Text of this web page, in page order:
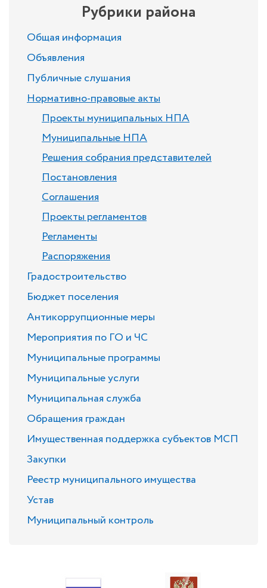
Рубрики района
Общая информация
Объявления
Публичные слушания
Нормативно-правовые акты
Проекты муниципальных НПА
Муниципальные НПА
Решения собрания представителей
Постановления
Соглашения
Проекты регламентов
Регламенты
Распоряжения
Градостроительство
Бюджет поселения
Антикоррупционные меры
Мероприятия по ГО и ЧС
Муниципальные программы
Муниципальные услуги
Муниципальная служба
Обращения граждан
Имущественная поддержка субъектов МСП
Закупки
Реестр муниципального имущества
Устав
Муниципальный контроль